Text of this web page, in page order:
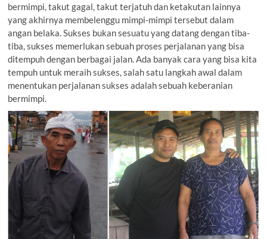
bermimpi, takut gagal, takut terjatuh dan ketakutan lainnya
yang akhirnya membelenggu mimpi-mimpi tersebut dalam
angan belaka. Sukses bukan sesuatu yang datang dengan tiba-
tiba, sukses memerlukan sebuah proses perjalanan yang bisa
ditempuh dengan berbagai jalan. Ada banyak cara yang bisa kita
tempuh untuk meraih sukses, salah satu langkah awal dalam
menentukan perjalanan sukses adalah sebuah keberanian
bermimpi.